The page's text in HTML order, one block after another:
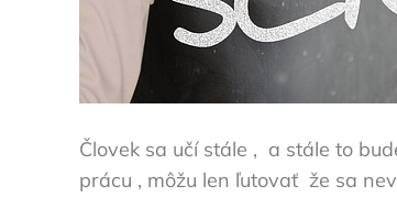
Človek sa učí stále , a stále to
prácu , môžu len ľutovať že sa